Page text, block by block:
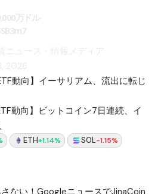
動向】イーサリアム、流出に転じ
動向】ビットコイン7日連続、イ
ETH+1.14% SOL-1.15%
ない！GoogleニュースでJinaCoin